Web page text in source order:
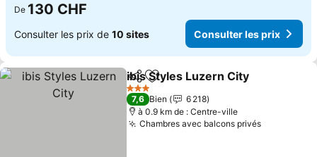
De 130 CHF
Consulter les prix de 10 sites Consulter les prix
PartagerAjouter à mes favoris
ibis Styles Luzern City
3 Étoiles
7,6 Bien
6 218
à 0.9 km de : Centre-ville
Chambres avec balcons privésConsulter